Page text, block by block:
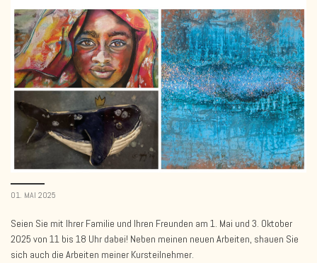
01. MAI 2025
Seien Sie mit Ihrer Familie und Ihren Freunden am 1. Mai und 3. Oktober
2025 von 11 bis 18 Uhr dabei! Neben meinen neuen Arbeiten, shauen Sie
sich auch die Arbeiten meiner Kursteilnehmer.